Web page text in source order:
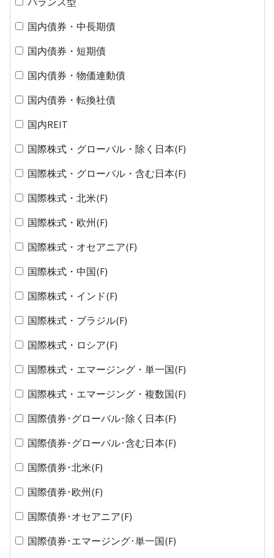
国内債券・中長期債
国内債券・短期債
国内債券・物価連動債
国内債券・転換社債
国内REIT
国際株式・グローバル・除く日本(F)
国際株式・グローバル・含む日本(F)
国際株式・北米(F)
国際株式・欧州(F)
国際株式・オセアニア(F)
国際株式・中国(F)
国際株式・インド(F)
国際株式・ブラジル(F)
国際株式・ロシア(F)
国際株式・エマージング・単一国(F)
国際株式・エマージング・複数国(F)
国際債券･グローバル･除く日本(F)
国際債券･グローバル･含む日本(F)
国際債券･北米(F)
国際債券･欧州(F)
国際債券･オセアニア(F)
国際債券･エマージング･単一国(F)